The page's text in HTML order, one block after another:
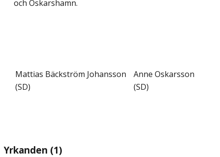
och Oskarshamn.
Mattias Bäckström Johansson
(SD)
Anne Oskarsson
(SD)
Yrkanden (1)